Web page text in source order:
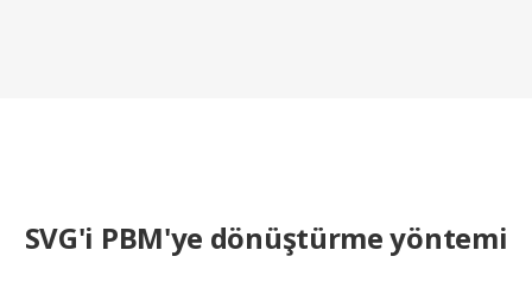
SVG'i PBM'ye dönüştürme yöntemi